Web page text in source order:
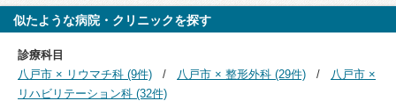
似たような病院・クリニックを探す
診療科目
八戸市 × リウマチ科 (9件)
八戸市 × 整形外科 (29件)
八戸市 ×
リハビリテーション科 (32件)